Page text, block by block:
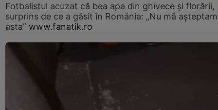
Fotbalistul acuzat că bea apa din ghivece și florării,
surprins de ce a găsit în România: „Nu mă
asta” www.fanatik.ro